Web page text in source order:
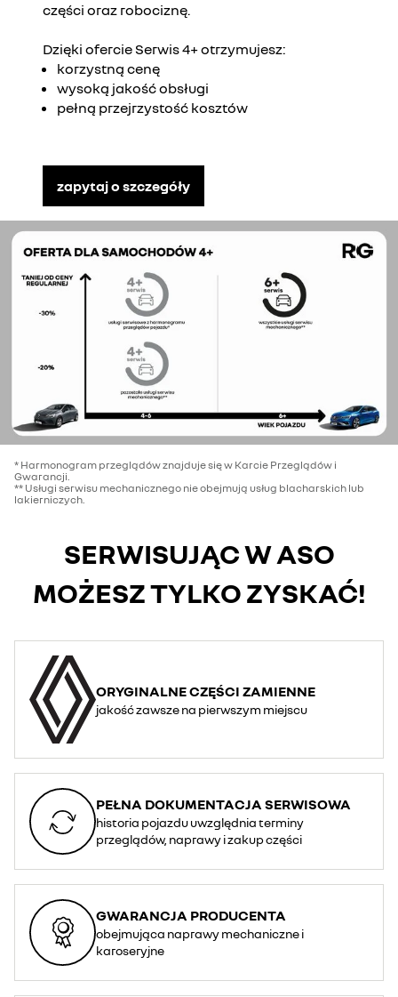
części oraz robociznę.
Dzięki ofercie Serwis 4+ otrzymujesz:
korzystną cenę
wysoką jakość obsługi
pełną przejrzystość kosztów
zapytaj o szczegóły
* Harmonogram przeglądów znajduje się w Karcie Przeglądów i
Gwarancji.
** Usługi serwisu mechanicznego nie obejmują usług blacharskich lub
lakierniczych.
SERWISUJĄC W ASO
MOŻESZ TYLKO ZYSKAĆ!
ORYGINALNE CZĘŚCI ZAMIENNE
jakość zawsze na pierwszym miejscu
PEŁNA DOKUMENTACJA SERWISOWA
historia pojazdu uwzględnia terminy
przeglądów, naprawy i zakup części
GWARANCJA PRODUCENTA
obejmująca naprawy mechaniczne i
karoseryjne